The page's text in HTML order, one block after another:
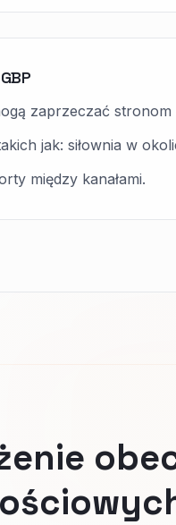
zaprzeczać
jak: siłownia w
między kanałami.